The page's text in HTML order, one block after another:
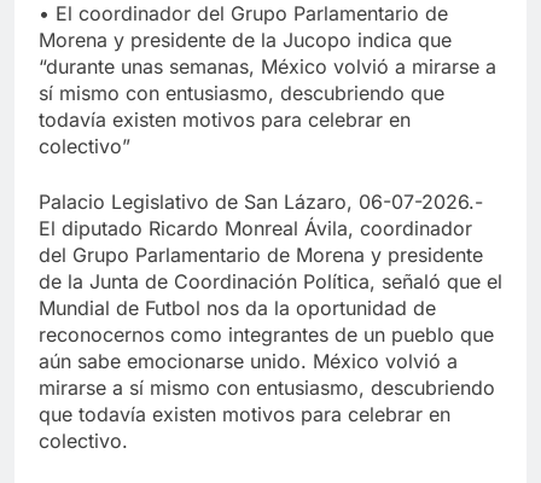
• El coordinador del Grupo Parlamentario de
Morena y presidente de la Jucopo indica que
“durante unas semanas, México volvió a mirarse a
sí mismo con entusiasmo, descubriendo que
todavía existen motivos para celebrar en
colectivo”
Palacio Legislativo de San Lázaro, 06-07-2026.-
El diputado Ricardo Monreal Ávila, coordinador
del Grupo Parlamentario de Morena y presidente
de la Junta de Coordinación Política, señaló que el
Mundial de Futbol nos da la oportunidad de
reconocernos como integrantes de un pueblo que
aún sabe emocionarse unido. México volvió a
mirarse a sí mismo con entusiasmo, descubriendo
que todavía existen motivos para celebrar en
colectivo.